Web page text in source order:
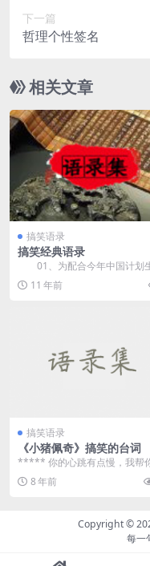
下一篇
哲理个性签名
相关文章
搞笑语录
搞笑经典语录
01、为配合今年中国计划
工作的胜利完成，本人决定暂时
和异性朋友接触，谢...
11 年前
搞笑语录
《小猪佩奇》搞笑的台词
***** 你的心跳有点慢，我帮
上创口贴 ***** 大家好我是佩
这是我...
8 年前
Copyright ©
每一